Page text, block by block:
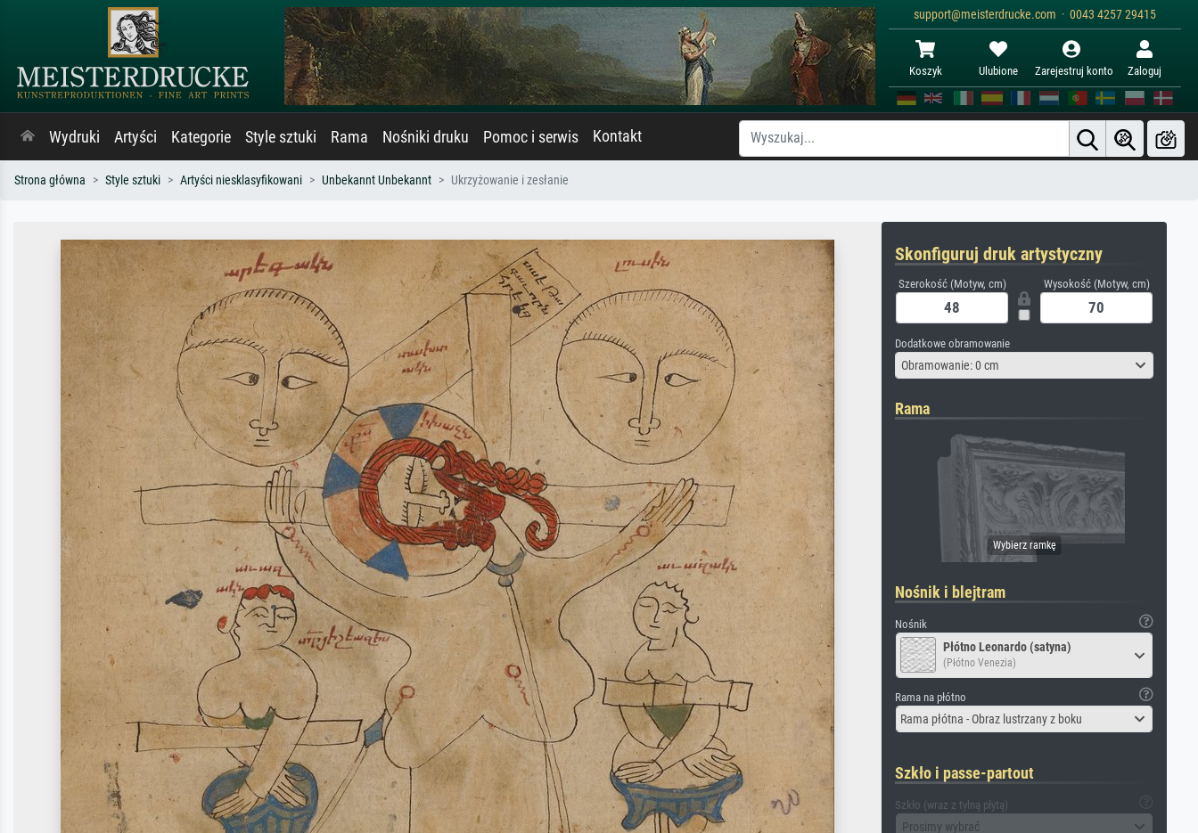
support@meisterdrucke.com · 0043 4257 29415
Koszyk Ulubione Zarejestruj konto Zaloguj
Wydruki Artyści Kategorie Style sztuki Rama Nośniki druku Pomoc i serwis Kontakt
Strona główna Style sztuki Artyści niesklasyfikowani Unbekannt Unbekannt Ukrzyżowanie i zesłanie
Skonfiguruj druk artystyczny
Szerokość (Motyw, cm) Wysokość (Motyw, cm)
Dodatkowe obramowanie
Obramowanie: 0 cm
Rama
Nośnik i blejtram
Nośnik
Płótno Leonardo (satyna)
(Płótno Venezia)
Rama na płótno
Rama płótna - Obraz lustrzany z boku
Szkło i passe-partout
Szkło (wraz z tylną płytą)
Prosimy wybrać